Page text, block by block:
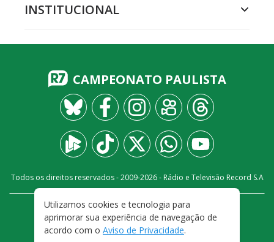
INSTITUCIONAL
CAMPEONATO PAULISTA
Todos os direitos reservados - 2009-2026- Rádio e Televisão Record S.A
FALE CONOSCO
PRIVACIDADE
TERMOS E CONDIÇÕES DE USO
Utilizamos cookies e tecnologia para
aprimorar sua experiência de navegação de
acordo com o Aviso de Privacidade.